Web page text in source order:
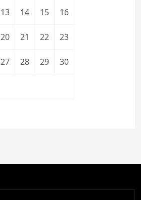
13 14 15 16
20 21 22 23
27 28 29 30